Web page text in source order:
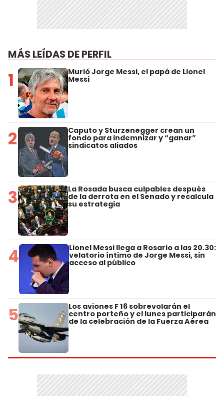
MÁS LEÍDAS DE PERFIL
1 Murió Jorge Messi, el papá de Lionel
Messi
2 Caputo y Sturzenegger crean un
fondo para indemnizar y “ganar”
sindicatos aliados
3 La Rosada busca culpables después
de la derrota en el Senado y recalcula
su estrategia
4 Lionel Messi llega a Rosario a las 20.30:
velatorio íntimo de Jorge Messi, sin
acceso al público
5 Los aviones F 16 sobrevolarán el
centro porteño y el lunes participarán
de la celebración de la Fuerza Aérea